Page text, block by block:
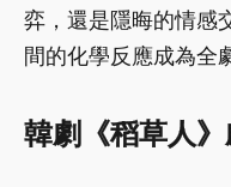
弈，還是隱晦的情感
間的化學反應成為全
韓劇《稻草人